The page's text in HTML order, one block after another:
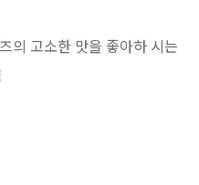
의 고소한 맛을 좋아하 시는